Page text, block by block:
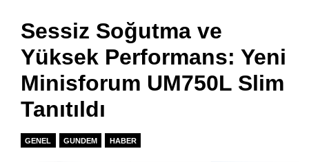
Sessiz Soğutma ve
Yüksek Performans: Yeni
Minisforum UM750L Slim
Tanıtıldı
GENEL GUNDEM HABER